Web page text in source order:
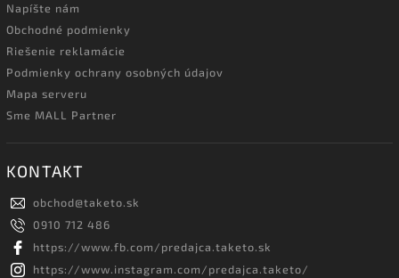
Napíšte nám
Obchodné podmienky
Riešenie reklamácie
Podmienky ochrany osobných údajov
Mapa serveru
Sme MALL Partner
KONTAKT
obchod@taketo.sk
0910 712 486
https://www.fb.com/predajca.taketo.sk
https://www.instagram.com/predajca.taketo/